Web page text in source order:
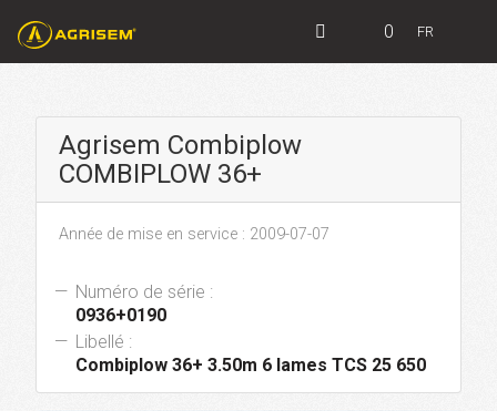
0 FR
Agrisem Combiplow
COMBIPLOW 36+
Année de mise en service : 2009-07-07
Numéro de série :
0936+0190
Libellé :
Combiplow 36+ 3.50m 6 lames TCS 25 650